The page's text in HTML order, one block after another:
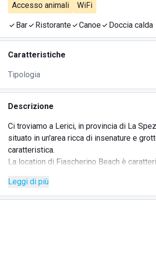
Accesso animali WiFi
Bar Ristorante Canoe Doccia calda
Caratteristiche
Tipologia
Descrizione
Ci troviamo a Lerici, in provincia di La
situato in un'area ricca di insenature e
caratteristica.
La location di Fiascherino Beach è
stesso tempo esotica.
Lo stabilimento si trova in un punto
Leggi di più